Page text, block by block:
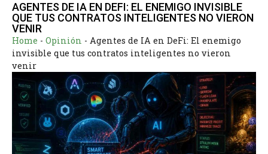
AGENTES DE IA EN DEFI: EL ENEMIGO INVISIBLE
QUE TUS CONTRATOS INTELIGENTES NO VIERON
VENIR
Home - Opinión - Agentes de IA en DeFi: El enemigo
invisible que tus contratos inteligentes no vieron
venir